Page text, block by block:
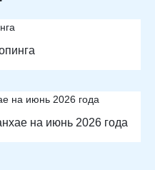
на июнь 2026 года